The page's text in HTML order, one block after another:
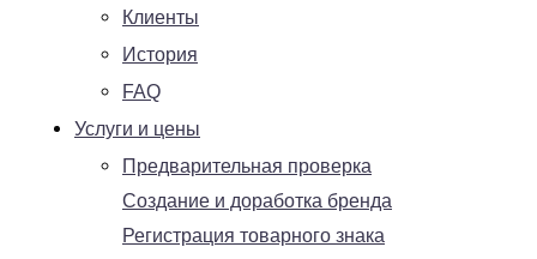
Клиенты
История
FAQ
Услуги и цены
Предварительная проверка
Создание и доработка бренда
Регистрация товарного знака